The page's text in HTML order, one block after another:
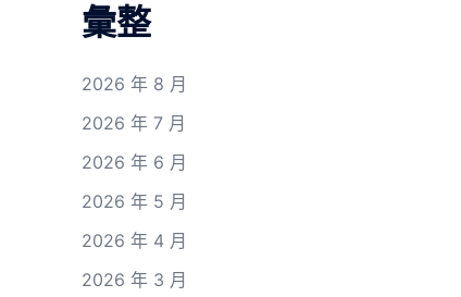
彙整
2026 年 8 月
2026 年 7 月
2026 年 6 月
2026 年 5 月
2026 年 4 月
2026 年 3 月